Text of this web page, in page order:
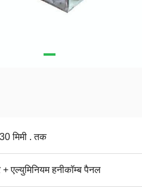
मिमी . तक
+ एल्युमिनियम हनीकॉम्ब पैनल